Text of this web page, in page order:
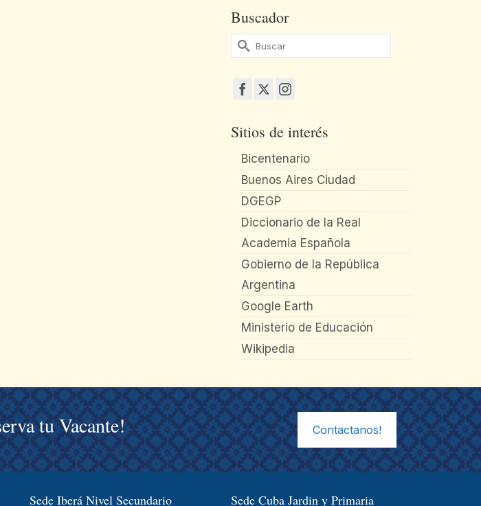
Buscador
Buscar
por:
Sitios de interés
Bicentenario
Buenos Aires Ciudad
DGEGP
Diccionario de la Real
Academia Española
Gobierno de la República
Argentina
Google Earth
Ministerio de Educación
Wikipedia
tu Vacante! Contactanos!
Sede Iberá Nivel Secundario Sede Cuba Jardin y Primaria